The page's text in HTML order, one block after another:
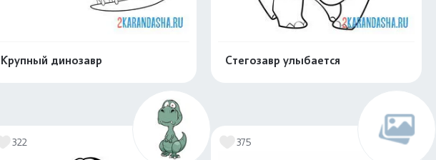
Крупный динозавр Стегозавр улыбается
322 375